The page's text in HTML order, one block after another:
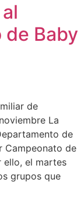
Baby
de
La
de
Campeonato de
ello, el martes
grupos que